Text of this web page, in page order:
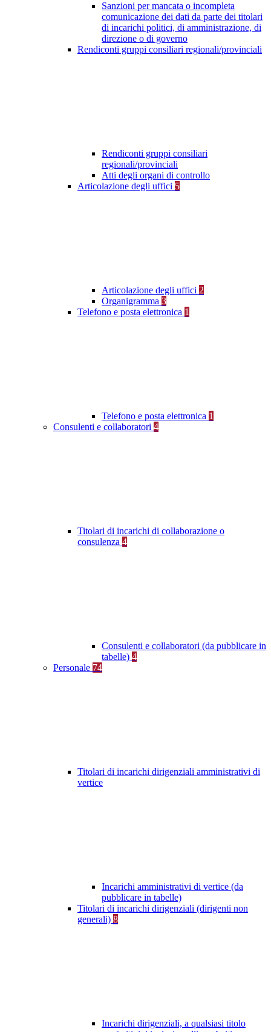
Sanzioni per mancata o incompleta
comunicazione dei dati da parte dei titolari
di incarichi politici, di amministrazione, di
direzione o di governo
Rendiconti gruppi consiliari regionali/provinciali
Rendiconti gruppi consiliari
regionali/provinciali
Atti degli organi di controllo
Articolazione degli uffici 5
Articolazione degli uffici 2
Organigramma 3
Telefono e posta elettronica 1
Telefono e posta elettronica 1
Consulenti e collaboratori 4
Titolari di incarichi di collaborazione o
consulenza 4
Consulenti e collaboratori (da pubblicare in
tabelle) 4
Personale 74
Titolari di incarichi dirigenziali amministrativi di
vertice
Incarichi amministrativi di vertice (da
pubblicare in tabelle)
Titolari di incarichi dirigenziali (dirigenti non
generali) 8
Incarichi dirigenziali, a qualsiasi titolo